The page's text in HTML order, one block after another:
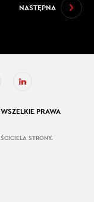
NASTĘPNA
PRAWA
STRONY.